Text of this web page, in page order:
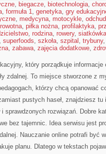
, biegacze, biotechnologia,
, formuła 1, genetyka, gry
, medycyna, motocykle,
, piłka nożna, profilaktyka,
, rodzina, rowery, siatkówka
superfoods, szkoła, szpital , trybuny
, zabawa, zajęcia dodatkowe,
który porządkuje
zdalnej. To miejsce stworzone z
którzy chcą opanować
pustych haseł, znajdziesz tu
sprawdzonych rozwiązań. Dobre
bez tajemnic. Idea serwisu jest
Nauczanie online potrafi być
planu. Dlatego w tekstach